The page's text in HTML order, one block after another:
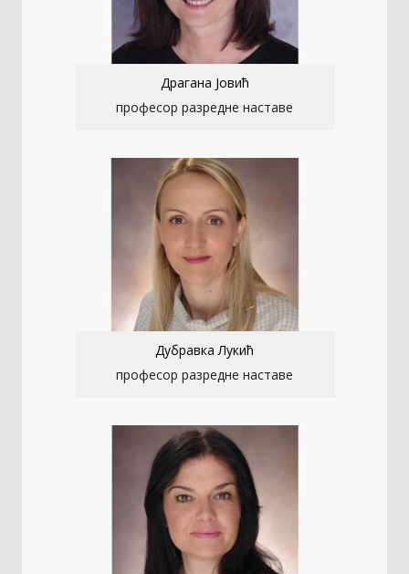
Драгана Јовић
професор разредне наставе
Дубравка Лукић
професор разредне наставе